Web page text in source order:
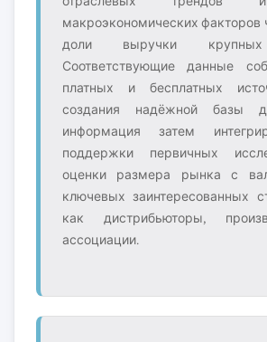
макроэкономических факторов
доли выручки крупных
Соответствующие данные
платных и бесплатных
создания надёжной базы
информация затем
поддержки первичных
оценки размера рынка с
ключевых заинтересованных
как дистрибьюторы,
ассоциации.